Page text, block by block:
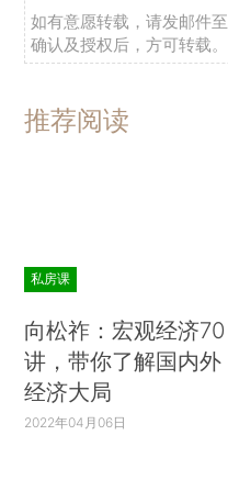
如有意愿转载，请发邮件至
确认及授权后，方可转载。
推荐阅读
私房课
向松祚：宏观经济70
讲，带你了解国内外
经济大局
2022年04月06日